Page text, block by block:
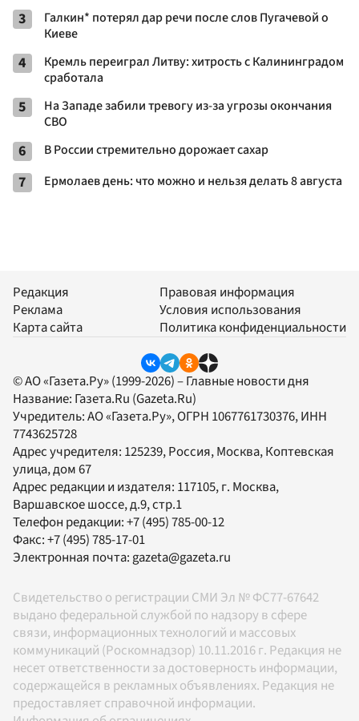
3
Галкин* потерял дар речи после слов Пугачевой о
Киеве
4
Кремль переиграл Литву: хитрость с Калининградом
сработала
5
На Западе забили тревогу из-за угрозы окончания
СВО
6 В России стремительно дорожает сахар
7 Ермолаев день: что можно и нельзя делать 8 августа
Редакция
Реклама
Карта сайта
Правовая информация
Условия использования
Политика конфиденциальности
© АО «Газета.Ру» (1999-2026) – Главные новости дня
Название: Газета.Ru (Gazeta.Ru)
Учредитель:АО «Газета.Ру», ОГРН 1067761730376, ИНН
7743625728
Адрес учредителя: 125239, Россия, Москва, Коптевская
улица, дом 67
Адрес редакции и издателя: 117105, г. Москва,
Варшавское шоссе, д.9, стр.1
Телефон редакции:+7 (495) 785-00-12
Факс:+7 (495) 785-17-01
Электронная почта: gazeta@gazeta.ru
Свидетельство о регистрации СМИ Эл № ФС77-67642
выдано федеральной службой по надзору в сфере
связи, информационных технологий и массовых
коммуникаций (Роскомнадзор) 10.11.2016 г. Редакция не
несет ответственности за достоверность информации,
содержащейся в рекламных объявлениях. Редакция не
предоставляет справочной информации.